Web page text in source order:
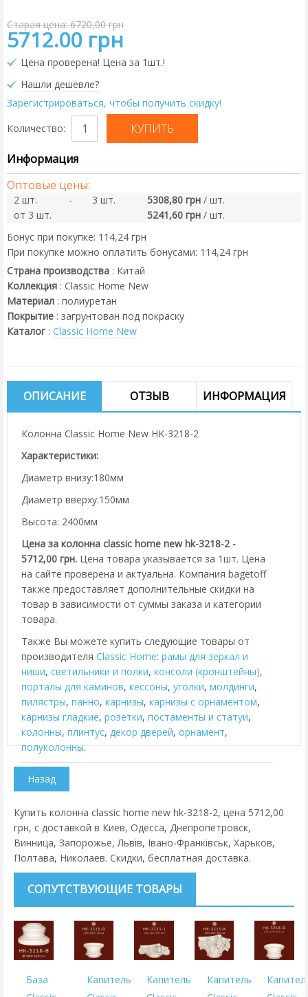
Старая цена: 6720,00 грн
5712.00 грн
Цена проверена! Цена за 1шт.!
Нашли дешевле?
Зарегистрироваться, чтобы получить скидку!
Количество:
Информация
Оптовые цены:
2 шт. - 3 шт. 5308,80 грн / шт.
от 3 шт.
5241,60 грн / шт.
Бонус при покупке: 114,24 грн
При покупке можно оплатить бонусами: 114,24 грн
Страна производства : Китай
Коллекция : Classic Home New
Материал : полиуретан
Покрытие : загрунтован под покраску
Каталог : Classic Home New
ОПИСАНИЕ ОТЗЫВ ИНФОРМАЦИЯ
Колонна Classic Home New HK-3218-2
Характеристики:
Диаметр внизу:180мм
Диаметр вверху:150мм
Высота: 2400мм
Цена за колонна classic home new hk-3218-2 -
5712,00 грн. Цена товара указывается за 1шт. Цена
на сайте проверена и актуальна. Компания bagetoff
также предоставляет дополнительные скидки на
товар в зависимости от суммы заказа и категории
товара.
Также Вы можете купить следующие товары от
производителя Classic Home: рамы для зеркал и
ниши, cветильники и полки, консоли (кронштейны),
порталы для каминов, кессоны, уголки, молдинги,
пилястры, панно, карнизы, карнизы с орнаментом,
карнизы гладкие, розетки, постаменты и статуи,
колонны, плинтус, декор дверей, орнамент,
полуколонны.
Купить колонна classic home new hk-3218-2, цена 5712,00
грн, с доставкой в Киев, Одесса, Днепропетровск,
Винница, Запорожье, Львів, Івано-Франківськ, Харьков,
Полтава, Николаев. Скидки, бесплатная доставка.
СОПУТСТВУЮЩИЕ ТОВАРЫ
База
Капитель
Капитель
Капитель